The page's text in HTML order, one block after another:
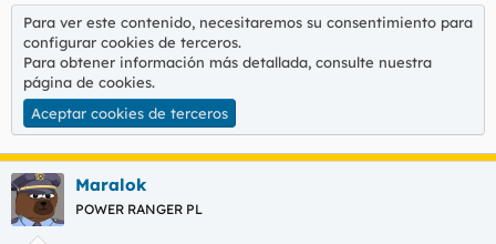
Para ver este contenido, necesitaremos su consentimiento para
configurar cookies de terceros.
Para obtener información más detallada, consulte nuestra
página de cookies.
Aceptar cookies de terceros
Maralok
POWER RANGER PL